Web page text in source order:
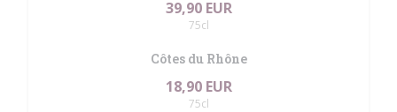
39,90 EUR
75cl
Côtes du Rhône
18,90 EUR
75cl